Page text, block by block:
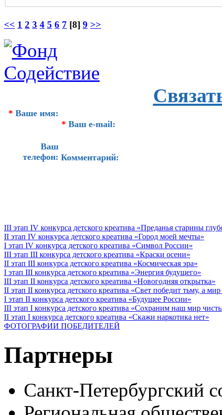
<< 1 2 3 4 5 6 7 [8] 9 >>
* Ваше имя:
* Ваш e-mail:
Ваш
телефон: Комментарий:
III этап IV конкурса детского креатива «Преданья старины
II этап IV конкурса детского креатива «Город моей мечты»
I этап IV конкурса детского креатива «Символ России»
III этап III конкурса детского креатива «Краски осени»
II этап III конкурса детского креатива «Космическая эра»
I этап III конкурса детского креатива «Энергия будущего»
III этап II конкурса детского креатива «Новогодняя открытка»
II этап II конкурса детского креатива «Свет победит тьму, а
I этап II конкурса детского креатива «Будущее России»
III этап I конкурса детского креатива «Сохраним наш мир
II этап I конкурса детского креатива «Скажи наркотика нет»
ФОТОГРАФИИ ПОБЕДИТЕЛЕЙ
Партнеры
Санкт-Петербургский